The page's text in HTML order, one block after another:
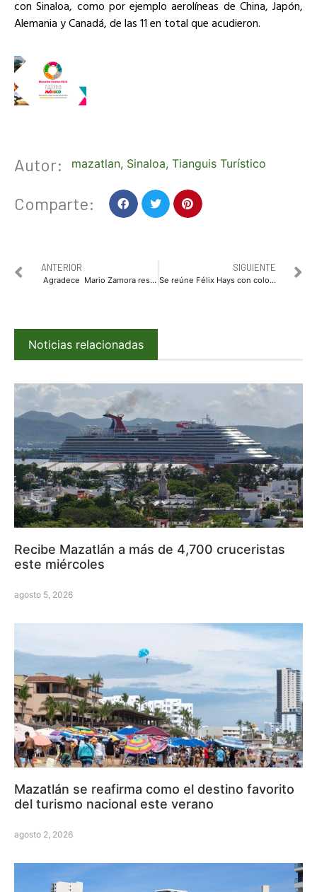
con Sinaloa, como por ejemplo aerolíneas de China, Japón,
Alemania y Canadá, de las 11 en total que acudieron.
Autor: mazatlan, Sinaloa, Tianguis Turístico
Comparte:
ANTERIOR
Agradece Mario Zamora respaldo de Jesús Vizcarra
SIGUIENTE
Se reúne Félix Hays con colonos de Los Mochis
Noticias relacionadas
Recibe Mazatlán a más de 4,700 cruceristas
este miércoles
agosto 5, 2026
Mazatlán se reafirma como el destino favorito
del turismo nacional este verano
agosto 2, 2026